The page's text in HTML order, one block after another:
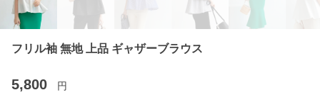
フリル袖 無地 上品 ギャザーブラウス
5,800 円